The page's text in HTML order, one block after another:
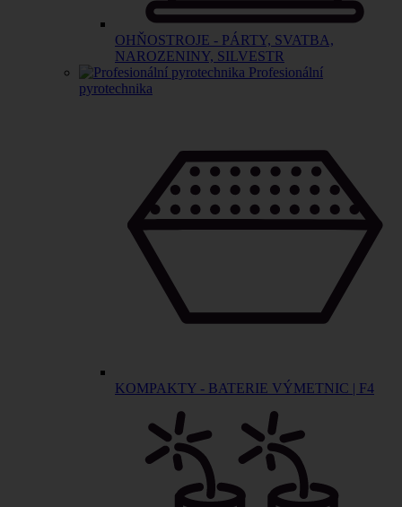
OHŇOSTROJE - PÁRTY, SVATBA,
NAROZENINY, SILVESTR
Profesionální
pyrotechnika
KOMPAKTY - BATERIE VÝMETNIC | F4